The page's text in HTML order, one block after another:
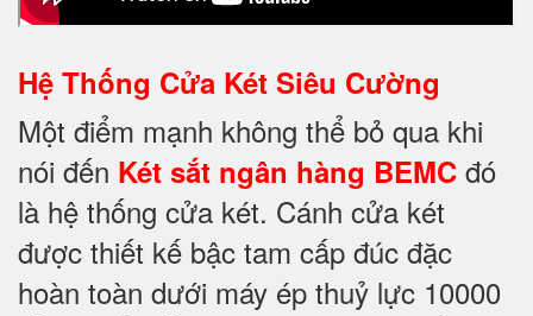
Hệ Thống Cửa Két Siêu Cường
Một điểm mạnh không thể bỏ qua khi
nói đến Két sắt ngân hàng BEMC đó
là hệ thống cửa két. Cánh cửa két
được thiết kế bậc tam cấp đúc đặc
hoàn toàn dưới máy ép thuỷ lực 10000